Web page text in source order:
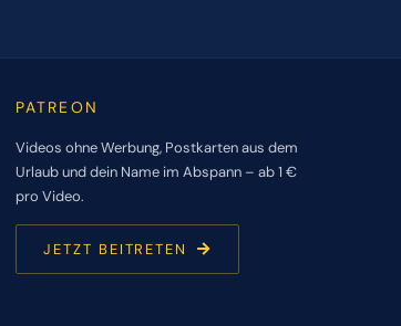
PATREON
Videos ohne Werbung, Postkarten aus dem
Urlaub und dein Name im Abspann – ab 1 €
pro Video.
JETZT BEITRETEN